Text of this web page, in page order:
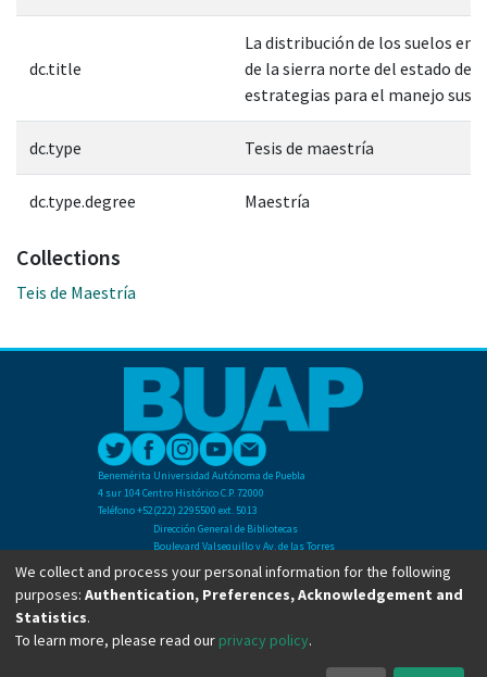
dc.title
La distribución de los suelos en
de la sierra norte del estado de
estrategias para el manejo
dc.type Tesis de maestría
dc.type.degree Maestría
Collections
Teis de Maestría
Benemérita Universidad Autónoma de Puebla
4 sur 104 Centro Histórico C.P. 72000
Teléfono +52(222) 2295500 ext. 5013
Dirección General de Bibliotecas
Boulevard Valsequillo y Av. de las Torres
Ciudad Universitaria. Col. San Manuel
C.P. 72570
Teléfono +52 (222) 2295500 Ext 2901
We collect and process your personal information for the following
purposes: Authentication, Preferences, Acknowledgement and
Statistics.
To learn more, please read our privacy policy.